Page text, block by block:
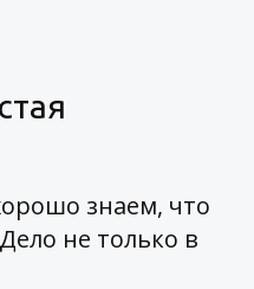
знаем, что
не только в